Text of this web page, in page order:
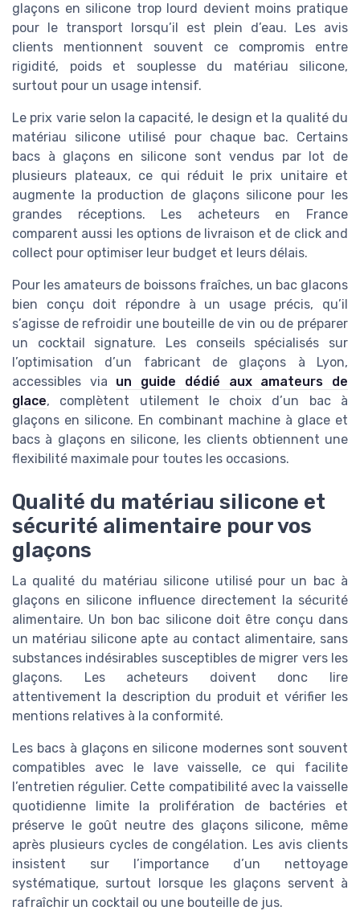
glaçons en silicone trop lourd devient moins pratique
pour le transport lorsqu’il est plein d’eau. Les avis
clients mentionnent souvent ce compromis entre
rigidité, poids et souplesse du matériau silicone,
surtout pour un usage intensif.
Le prix varie selon la capacité, le design et la qualité du
matériau silicone utilisé pour chaque bac. Certains
bacs à glaçons en silicone sont vendus par lot de
plusieurs plateaux, ce qui réduit le prix unitaire et
augmente la production de glaçons silicone pour les
grandes réceptions. Les acheteurs en France
comparent aussi les options de livraison et de click and
collect pour optimiser leur budget et leurs délais.
Pour les amateurs de boissons fraîches, un bac glacons
bien conçu doit répondre à un usage précis, qu’il
s’agisse de refroidir une bouteille de vin ou de préparer
un cocktail signature. Les conseils spécialisés sur
l’optimisation d’un fabricant de glaçons à Lyon,
accessibles via un guide dédié aux amateurs de
glace, complètent utilement le choix d’un bac à
glaçons en silicone. En combinant machine à glace et
bacs à glaçons en silicone, les clients obtiennent une
flexibilité maximale pour toutes les occasions.
Qualité du matériau silicone et
sécurité alimentaire pour vos
glaçons
La qualité du matériau silicone utilisé pour un bac à
glaçons en silicone influence directement la sécurité
alimentaire. Un bon bac silicone doit être conçu dans
un matériau silicone apte au contact alimentaire, sans
substances indésirables susceptibles de migrer vers les
glaçons. Les acheteurs doivent donc lire
attentivement la description du produit et vérifier les
mentions relatives à la conformité.
Les bacs à glaçons en silicone modernes sont souvent
compatibles avec le lave vaisselle, ce qui facilite
l’entretien régulier. Cette compatibilité avec la vaisselle
quotidienne limite la prolifération de bactéries et
préserve le goût neutre des glaçons silicone, même
après plusieurs cycles de congélation. Les avis clients
insistent sur l’importance d’un nettoyage
systématique, surtout lorsque les glaçons servent à
rafraîchir un cocktail ou une bouteille de jus.